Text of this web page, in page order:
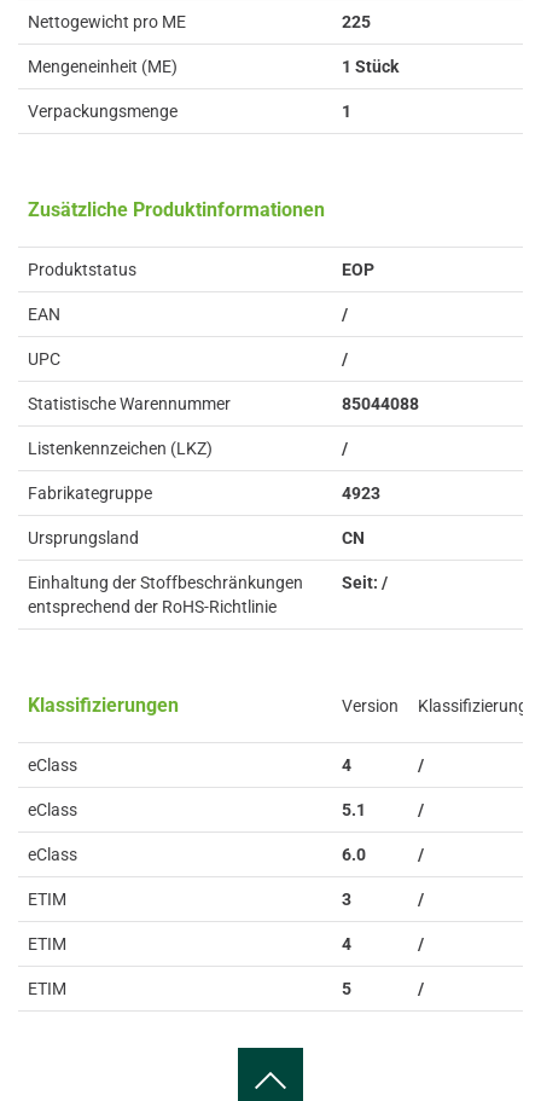
Nettogewicht pro ME 225
Mengeneinheit (ME) 1 Stück
Verpackungsmenge 1
Zusätzliche Produktinformationen
Produktstatus EOP
EAN /
UPC /
Statistische Warennummer 85044088
Listenkennzeichen (LKZ) /
Fabrikategruppe 4923
Ursprungsland CN
Einhaltung der Stoffbeschränkungen
entsprechend der RoHS-Richtlinie
Seit: /
Klassifizierungen Version Klassifizierung
eClass 4 /
eClass 5.1 /
eClass 6.0 /
ETIM 3 /
ETIM 4 /
ETIM 5 /